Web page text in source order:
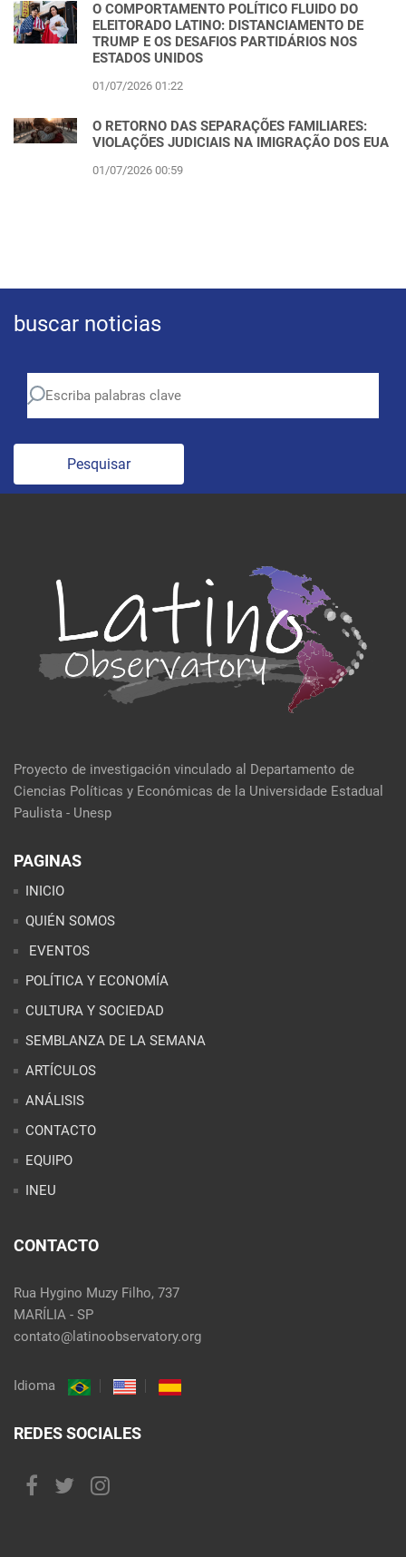
O COMPORTAMENTO POLÍTICO FLUIDO DO
ELEITORADO LATINO: DISTANCIAMENTO DE
TRUMP E OS DESAFIOS PARTIDÁRIOS NOS
ESTADOS UNIDOS
01/07/2026 01:22
O RETORNO DAS SEPARAÇÕES FAMILIARES:
VIOLAÇÕES JUDICIAIS NA IMIGRAÇÃO DOS EUA
01/07/2026 00:59
buscar noticias
Pesquisar
Proyecto de investigación vinculado al Departamento de
Ciencias Políticas y Económicas de la Universidade Estadual
Paulista - Unesp
PAGINAS
INICIO
QUIÉN SOMOS
EVENTOS
POLÍTICA Y ECONOMÍA
CULTURA Y SOCIEDAD
SEMBLANZA DE LA SEMANA
ARTÍCULOS
ANÁLISIS
CONTACTO
EQUIPO
INEU
CONTACTO
Rua Hygino Muzy Filho, 737
MARÍLIA - SP
contato@latinoobservatory.org
Idioma
REDES SOCIALES